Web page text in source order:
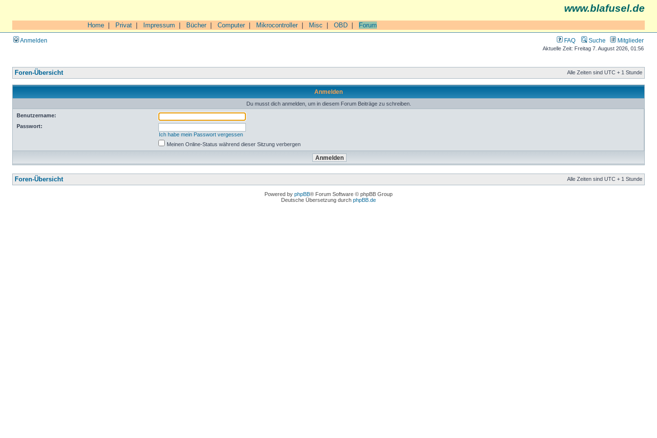
www.blafusel.de
Home Privat Impressum Bücher| Computer| Mikrocontroller| Misc OBD Forum
Anmelden FAQ Suche Mitglieder
Aktuelle Zeit: Freitag 7. August 2026, 01:56
Foren-Übersicht Alle Zeiten sind UTC + 1 Stunde
Anmelden
Du musst dich anmelden, um in diesem Forum Beiträge zu schreiben.
Benutzername:
Passwort:
Ich habe mein Passwort vergessen
Meinen Online-Status während dieser Sitzung verbergen
Foren-Übersicht Alle Zeiten sind UTC + 1 Stunde
Powered by phpBB® Forum Software © phpBB Group
Deutsche Übersetzung durch phpBB.de